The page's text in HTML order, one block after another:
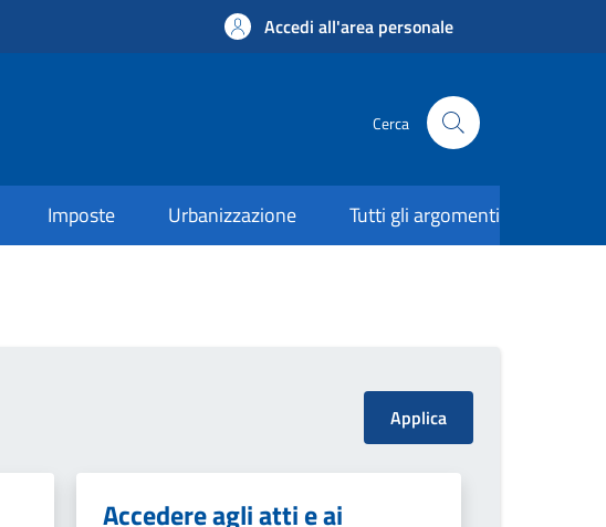
Accedi all'area personale
Cerca
Imposte Urbanizzazione Tutti gli argomenti
Accedere agli atti e ai